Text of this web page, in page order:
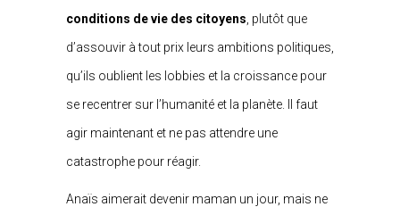
conditions de vie des citoyens , plutôt que
d’assouvir à tout prix leurs ambitions politiques,
qu’ils oublient les lobbies et la croissance pour
se recentrer sur l’humanité et la planète. Il faut
agir maintenant et ne pas attendre une
catastrophe pour réagir.
Anaïs aimerait devenir maman un jour, mais ne